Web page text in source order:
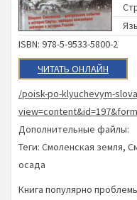
ISBN: 978-5-9533-5800-2
ЧИТАТЬ ОНЛАЙН
/poisk-po-klyuchevym-
Дополнительные файлы:
Теги: Смоленская земля,
осада
Книга популярно